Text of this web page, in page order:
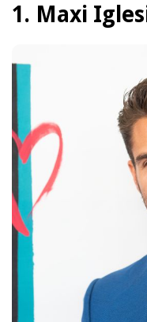
1. Maxi